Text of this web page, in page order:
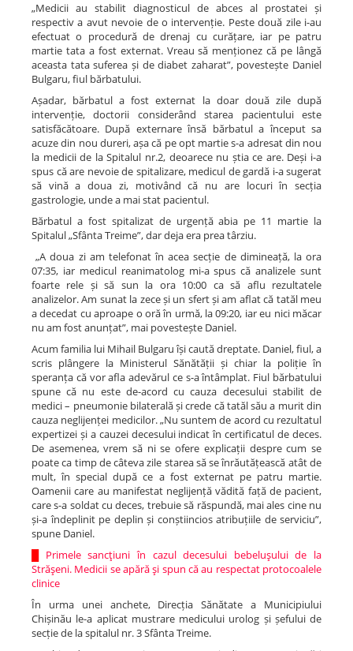
„Medicii au stabilit diagnosticul de abces al prostatei și
respectiv a avut nevoie de o intervenție. Peste două zile i-au
efectuat o procedură de drenaj cu curățare, iar pe patru
martie tata a fost externat. Vreau să menționez că pe lângă
aceasta tata suferea și de diabet zaharat”, povestește Daniel
Bulgaru, fiul bărbatului.
Așadar, bărbatul a fost externat la doar două zile după
intervenție, doctorii considerând starea pacientului este
satisfăcătoare. După externare însă bărbatul a început sa
acuze din nou dureri, așa că pe opt martie s-a adresat din nou
la medicii de la Spitalul nr.2, deoarece nu știa ce are. Deși i-a
spus că are nevoie de spitalizare, medicul de gardă i-a sugerat
să vină a doua zi, motivând că nu are locuri în secția
gastrologie, unde a mai stat pacientul.
Bărbatul a fost spitalizat de urgență abia pe 11 martie la
Spitalul „Sfânta Treime”, dar deja era prea târziu.
„A doua zi am telefonat în acea secție de dimineață, la ora
07:35, iar medicul reanimatolog mi-a spus că analizele sunt
foarte rele și să sun la ora 10:00 ca să aflu rezultatele
analizelor. Am sunat la zece și un sfert și am aflat că tatăl meu
a decedat cu aproape o oră în urmă, la 09:20, iar eu nici măcar
nu am fost anunțat”, mai povestește Daniel.
Acum familia lui Mihail Bulgaru își caută dreptate. Daniel, fiul, a
scris plângere la Ministerul Sănătății și chiar la poliție în
speranța că vor afla adevărul ce s-a întâmplat. Fiul bărbatului
spune că nu este de-acord cu cauza decesului stabilit de
medici – pneumonie bilaterală și crede că tatăl său a murit din
cauza neglijenței medicilor. „Nu suntem de acord cu rezultatul
expertizei și a cauzei decesului indicat în certificatul de deces.
De asemenea, vrem să ni se ofere explicații despre cum se
poate ca timp de câteva zile starea să se înrăutățească atât de
mult, în special după ce a fost externat pe patru martie.
Oamenii care au manifestat neglijență vădită față de pacient,
care s-a soldat cu deces, trebuie să răspundă, mai ales cine nu
și-a îndeplinit pe deplin și conștiincios atribuțiile de serviciu”,
spune Daniel.
Primele sancţiuni în cazul decesului bebeluşului de la
Străşeni. Medicii se apără şi spun că au respectat protocoalele
clinice
În urma unei anchete, Direcția Sănătate a Municipiului
Chișinău le-a aplicat mustrare medicului urolog și șefului de
secție de la spitalul nr. 3 Sfânta Treime.